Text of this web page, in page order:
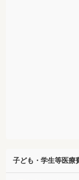
子ども・学生等医療